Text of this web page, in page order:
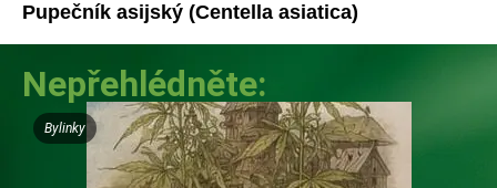
Pupečník asijský (Centella asiatica)
Nepřehlédněte:
Bylinky